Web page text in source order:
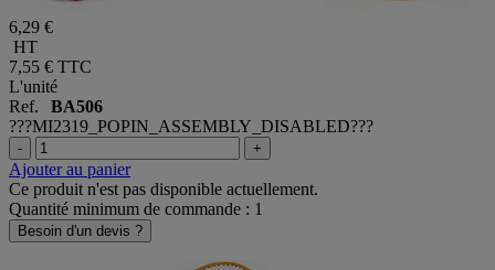
6,29 €
HT
7,55 € TTC
L'unité
Ref. BA506
???MI2319_POPIN_ASSEMBLY_DISABLED???
- +
Ajouter au panier
Ce produit n'est pas disponible actuellement.
Quantité minimum de commande : 1
Besoin d'un devis ?